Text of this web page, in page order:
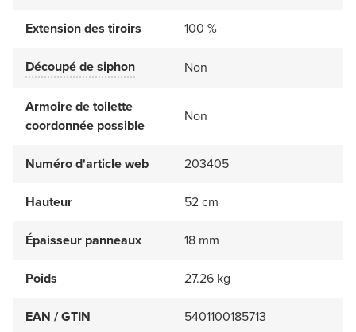
Extension des tiroirs 100 %
Découpé de siphon Non
Armoire de toilette
coordonnée possible
Non
Numéro d'article web 203405
Hauteur 52 cm
Épaisseur panneaux 18 mm
Poids 27.26 kg
EAN / GTIN
5401100185713